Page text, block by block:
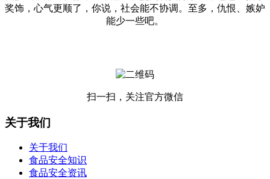
奖饰，心气更顺了，你说，社会能不协调。至多，仇恨、嫉妒
能少一些吧。
扫一扫，关注官方微信
关于我们
关于我们
食品安全知识
食品安全资讯